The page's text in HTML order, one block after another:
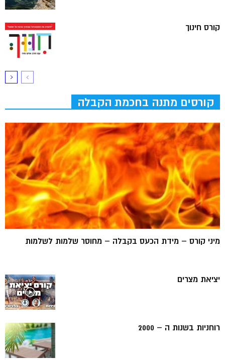
קורס חינוך
קורסים מתנה בחכמת הקבלה
מיני קורס – מידת הכעס בקבלה – מחוסר שלמות לשלמות
יציאת מצרים
רוחניות בשנות ה – 2000